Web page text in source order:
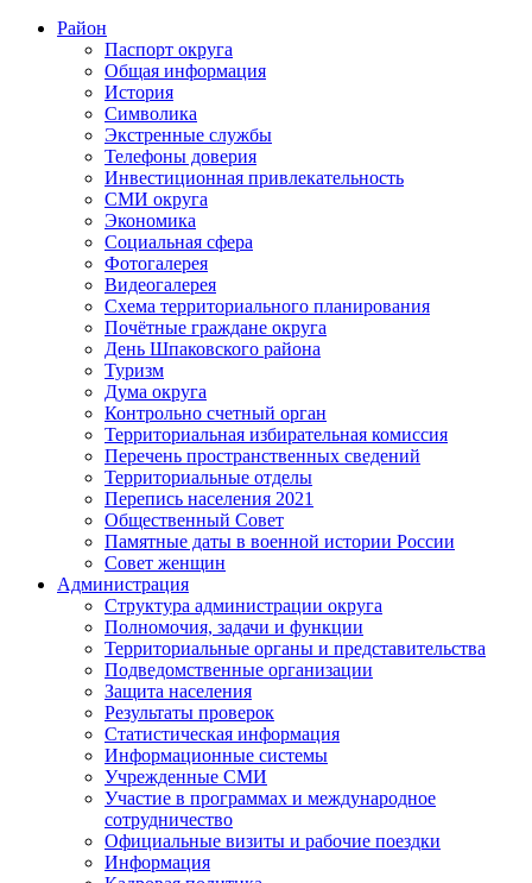
Район
Паспорт округа
Общая информация
История
Символика
Экстренные службы
Телефоны доверия
Инвестиционная привлекательность
СМИ округа
Экономика
Социальная сфера
Фотогалерея
Видеогалерея
Схема территориального планирования
Почётные граждане округа
День Шпаковского района
Туризм
Дума округа
Контрольно счетный орган
Территориальная избирательная комиссия
Перечень пространственных сведений
Территориальные отделы
Перепись населения 2021
Общественный Совет
Памятные даты в военной истории России
Совет женщин
Администрация
Структура администрации округа
Полномочия, задачи и функции
Территориальные органы и представительства
Подведомственные организации
Защита населения
Результаты проверок
Статистическая информация
Информационные системы
Учрежденные СМИ
Участие в программах и международное
сотрудничество
Официальные визиты и рабочие поездки
Информация